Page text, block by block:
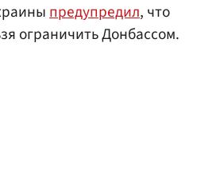
предупредил, что
ограничить Донбассом.